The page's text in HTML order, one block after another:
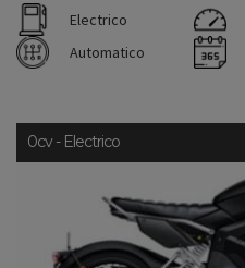
Electrico
Automatico
0cv - Electrico